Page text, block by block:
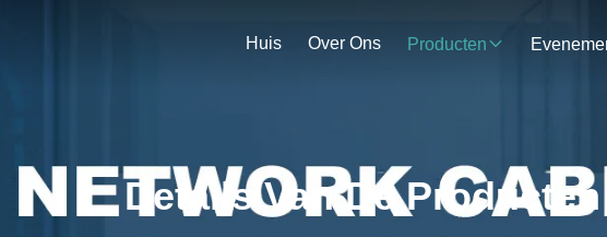
Huis Over Ons Producten
Details Van De Producten